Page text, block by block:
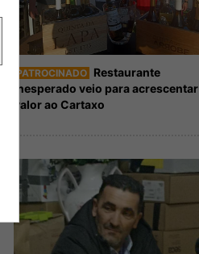
PATROCINADO Restaurante
Inesperado veio para acrescentar
valor ao Cartaxo